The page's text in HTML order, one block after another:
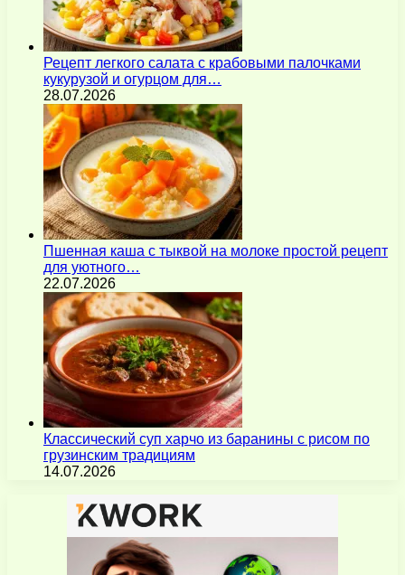
Рецепт легкого салата с крабовыми палочками
кукурузой и огурцом для…
28.07.2026
Пшенная каша с тыквой на молоке простой рецепт
для уютного…
22.07.2026
Классический суп харчо из баранины с рисом по
грузинским традициям
14.07.2026